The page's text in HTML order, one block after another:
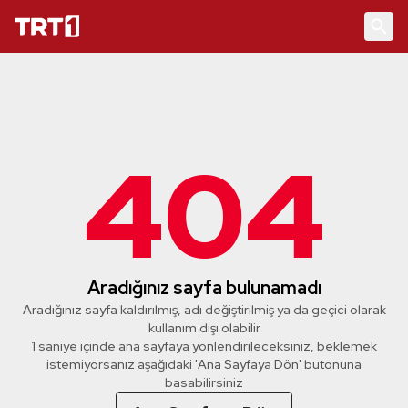
404
Aradığınız sayfa bulunamadı
Aradığınız sayfa kaldırılmış, adı değiştirilmiş ya da geçici olarak
kullanım dışı olabilir
1 saniye içinde ana sayfaya yönlendirileceksiniz, beklemek
istemiyorsanız aşağıdaki 'Ana Sayfaya Dön' butonuna
basabilirsiniz